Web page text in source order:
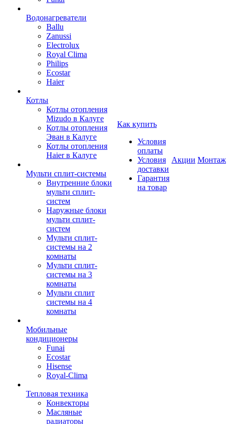
Водонагреватели
Ballu
Zanussi
Electrolux
Royal Clima
Philips
Ecostar
Haier
Котлы
Котлы отопления
Mizudo в Калуге
Котлы отопления
Эван в Калуге
Котлы отопления
Haier в Калуге
Мульти сплит-системы
Внутренние блоки
мульти сплит-
систем
Наружные блоки
мульти сплит-
систем
Мульти сплит-
системы на 2
комнаты
Мульти сплит-
системы на 3
комнаты
Мульти сплит
системы на 4
комнаты
Мобильные
кондиционеры
Funai
Ecostar
Hisense
Royal-Clima
Тепловая техника
Конвекторы
Масляные
радиаторы
Как купить
Условия
оплаты
Условия
доставки
Гарантия
на товар
Акции Монтаж